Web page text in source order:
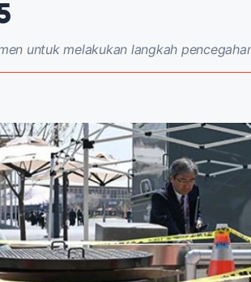
untuk melakukan langkah